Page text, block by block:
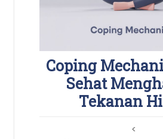
Coping
Sehat
Tekanan
<